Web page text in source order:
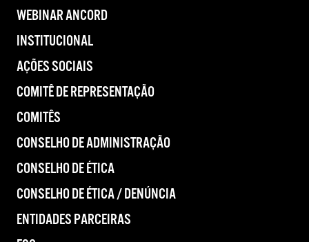
WEBINAR ANCORD
INSTITUCIONAL
AÇÕES SOCIAIS
COMITÊ DE REPRESENTAÇÃO
COMITÊS
CONSELHO DE ADMINISTRAÇÃO
CONSELHO DE ÉTICA
CONSELHO DE ÉTICA / DENÚNCIA
ENTIDADES PARCEIRAS